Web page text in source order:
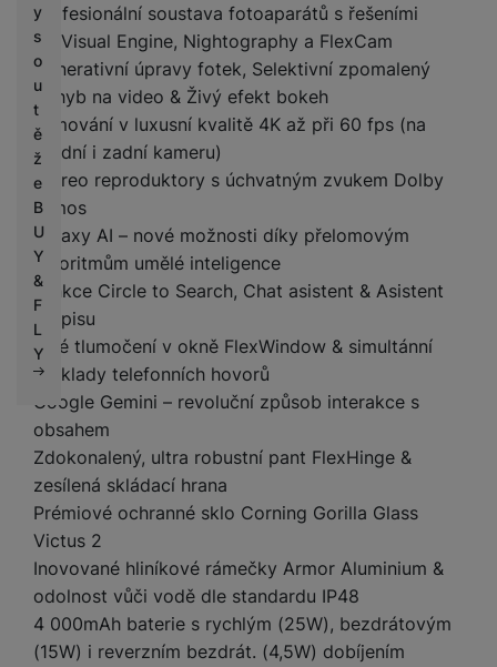
y
s
o
u
t
ě
ž
e
B
U
Y
&
F
L
Y
Profesionální soustava fotoaparátů s řešeními
ProVisual Engine, Nightography a FlexCam
Generativní úpravy fotek, Selektivní zpomalený
pohyb na video & Živý efekt bokeh
Filmování v luxusní kvalitě 4K až při 60 fps (na
přední i zadní kameru)
Stereo reproduktory s úchvatným zvukem Dolby
Atmos
Galaxy AI – nové možnosti díky přelomovým
algoritmům umělé inteligence
Funkce Circle to Search, Chat asistent & Asistent
přepisu
Živé tlumočení v okně FlexWindow & simultánní
překlady telefonních hovorů
Google Gemini – revoluční způsob interakce s
obsahem
Zdokonalený, ultra robustní pant FlexHinge &
zesílená skládací hrana
Prémiové ochranné sklo Corning Gorilla Glass
Victus 2
Inovované hliníkové rámečky Armor Aluminium &
odolnost vůči vodě dle standardu IP48
4 000mAh baterie s rychlým (25W), bezdrátovým
(15W) i reverzním bezdrát. (4,5W) dobíjením